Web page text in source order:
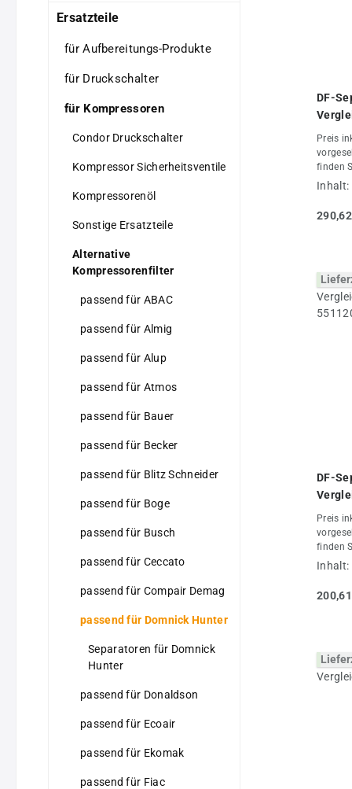
Ersatzteile
für Aufbereitungs-Produkte
für Druckschalter
für Kompressoren
Condor Druckschalter
Kompressor Sicherheitsventile
Kompressorenöl
Sonstige Ersatzteile
Alternative
Kompressorenfilter
passend für ABAC
passend für Almig
passend für Alup
passend für Atmos
passend für Bauer
passend für Becker
passend für Blitz Schneider
passend für Boge
passend für Busch
passend für Ceccato
passend für Compair Demag
passend für Domnick Hunter
Separatoren für Domnick
Hunter
passend für Donaldson
passend für Ecoair
passend für Ekomak
passend für Fiac
DF-
55016
Preis
finden
Filter -
Ihrem
auf
jeder
keine
Inhalt:
DF-
Preis
finden
Filter -
Ihrem
auf
keine
Inhalt: